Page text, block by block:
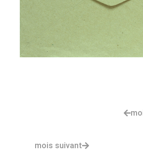
mois suivant